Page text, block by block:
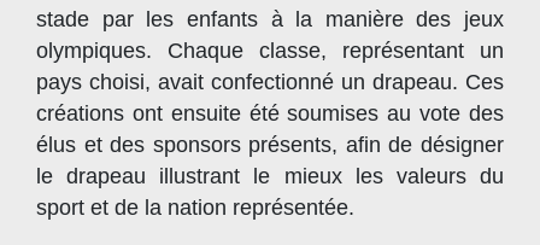
stade par les enfants à la manière des jeux
olympiques. Chaque classe, représentant un
pays choisi, avait confectionné un drapeau. Ces
créations ont ensuite été soumises au vote des
élus et des sponsors présents, afin de désigner
le drapeau illustrant le mieux les valeurs du
sport et de la nation représentée.